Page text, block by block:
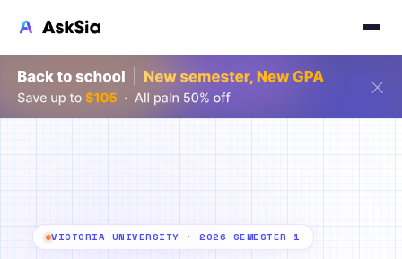
VICTORIA UNIVERSITY · 2026 SEMESTER 1